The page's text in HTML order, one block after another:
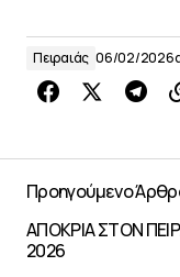
Πειραιάς 06/02/2026
Προηγούμενο
ΑΠΟΚΡΙΑ ΣΤΟΝ
2026